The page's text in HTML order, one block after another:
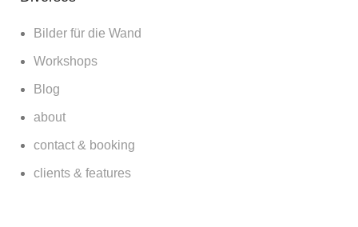
Bilder für die Wand
Workshops
Blog
about
contact & booking
clients & features